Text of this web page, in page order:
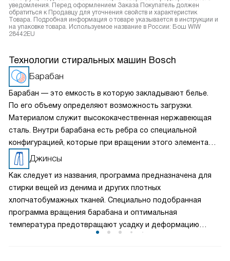
уведомления. Перед оформлением Заказа Покупатель должен
обратиться к Продавцу для уточнения свойств и характеристик
Товара. Подробная информация о товаре указывается в инструкции и
на упаковке товара. Используемое название в России: Бош WIW
28442EU
Технологии стиральных машин Bosch
Барабан
Барабан — это емкость в которую закладывают белье.
По его объему определяют возможность загрузки.
Материалом служит высококачественная нержавеющая
сталь. Внутри барабана есть ребра со специальной
конфигурацией, которые при вращении этого элемента
переворачивают и бережно отстирывают вещи. Барабаны
Bosch прочны, долговечны и бесшумны.
Джинсы
Как следует из названия, программа предназначена для
стирки вещей из денима и других плотных
хлопчатобумажных тканей. Специально подобранная
программа вращения барабана и оптимальная
температура предотвращают усадку и деформацию